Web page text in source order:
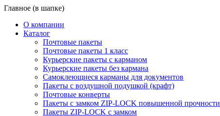
Главное (в шапке)
О компании
Каталог
Почтовые пакеты
Почтовые пакеты 1 класс
Курьерские пакеты с карманом
Курьерские пакеты без кармана
Самоклеющиеся карманы для документов
Пакеты с воздушной подушкой (крафт)
Почтовые конверты
Пакеты с замком ZIP-LOCK повышенной прочности
Пакеты ZIP-LOCK с замком